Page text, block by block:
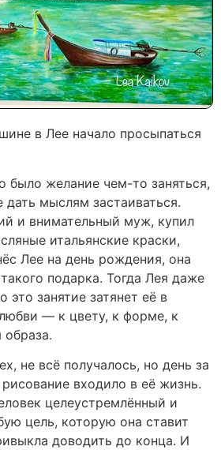
в Леe начало просыпаться
было желание чем-то заняться,
дать мыслям застаиваться.
и внимательный муж, купил
итальянские краски,
Лее на день рождения, она
подарка. Тогда Лея даже
это занятие затянет её в
— к цвету, к форме, к
не всё получалось, но день за
входило в её жизнь.
целеустремлённый и
цель, которую она ставит
доводить до конца. И